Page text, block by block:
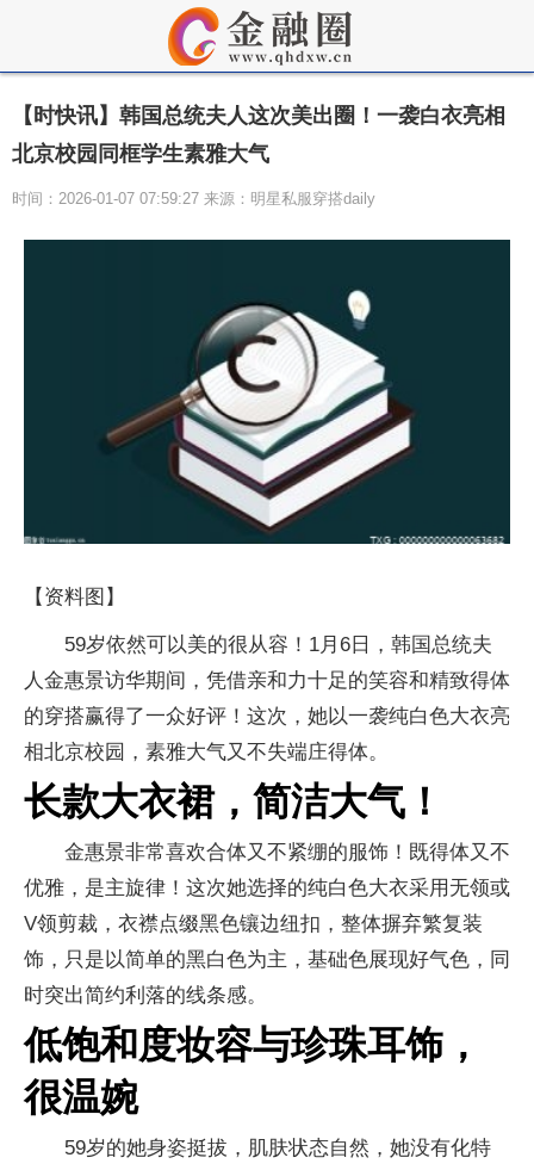
【时快讯】韩国总统夫人这次美出圈！一袭白衣亮相
北京校园同框学生素雅大气
时间：2026-01-07 07:59:27 来源：明星私服穿搭daily
【资料图】
59岁依然可以美的很从容！1月6日，韩国总统夫
人金惠景访华期间，凭借亲和力十足的笑容和精致得体
的穿搭赢得了一众好评！这次，她以一袭纯白色大衣亮
相北京校园，素雅大气又不失端庄得体。
长款大衣裙，简洁大气！
金惠景非常喜欢合体又不紧绷的服饰！既得体又不
优雅，是主旋律！这次她选择的纯白色大衣采用无领或
V领剪裁，衣襟点缀黑色镶边纽扣，整体摒弃繁复装
饰，只是以简单的黑白色为主，基础色展现好气色，同
时突出简约利落的线条感。
低饱和度妆容与珍珠耳饰，
很温婉
59岁的她身姿挺拔，肌肤状态自然，她没有化特